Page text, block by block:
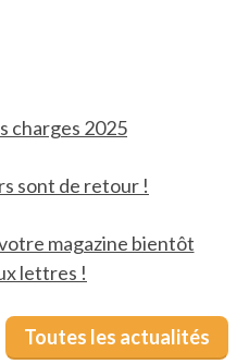
charges 2025
sont de retour !
magazine bientôt
lettres !
Toutes les actualités